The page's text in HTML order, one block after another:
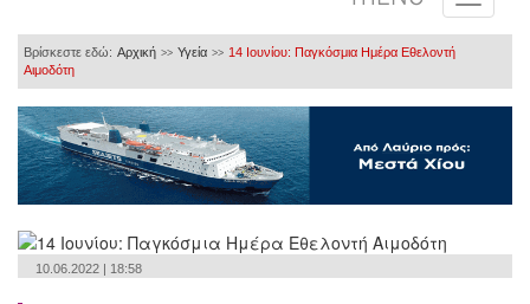
Βρίσκεστε εδώ: Αρχική >> Υγεία >> 14 Ιουνίου: Παγκόσμια Ημέρα Εθελοντή
Αιμοδότη
10.06.2022 | 18:58